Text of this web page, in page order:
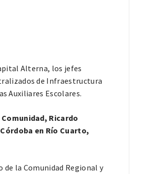
Alterna, los jefes
de Infraestructura
Auxiliares Escolares.
Ricardo
en Río Cuarto,
de la Comunidad Regional y